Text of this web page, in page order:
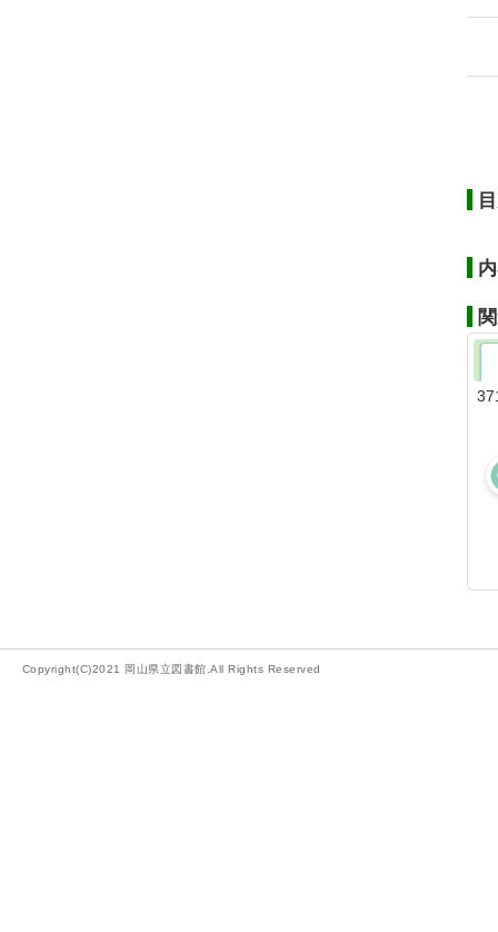
Copyright(C)2021 岡山県立図書館.All Rights Reserved